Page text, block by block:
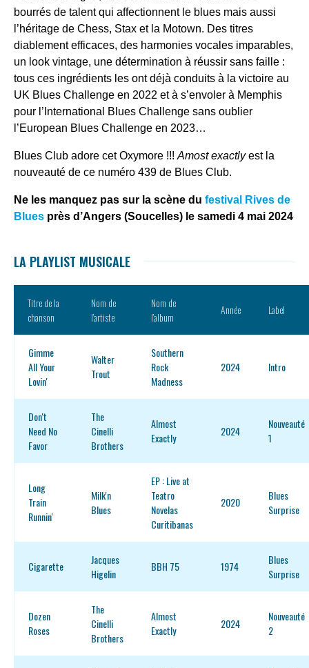
bourrés de talent qui affectionnent le blues mais aussi
l’héritage de Chess, Stax et la Motown. Des titres
diablement efficaces, des harmonies vocales imparables,
un look vintage, une détermination à réussir sans faille :
tous ces ingrédients les ont déjà conduits à la victoire au
UK Blues Challenge en 2022 et à s’envoler à Memphis
pour l’International Blues Challenge sans oublier
l’European Blues Challenge en 2023…
Blues Club adore cet Oxymore !!! Amost exactlyest la
nouveauté de ce numéro 439 de Blues Club.
Ne les manquez pas sur la scène du festival Rives de
Blues près d’Angers (Soucelles) le samedi 4 mai 2024
LA PLAYLIST MUSICALE
Titre de la
chanson
Nom de
l’artiste
Nom de
l’album
Année Label
Gimme
All Your
Lovin'
Walter
Trout
Southern
Rock
Madness
2024 Intro
Don't
Need No
Favor
The
Cinelli
Brothers
Almost
Exactly
2024
Nouveauté
1
Long
Train
Runnin'
Milk'n
Blues
EP : Live at
Teatro
Novelas
Curitibanas
2020
Blues
Surprise
Cigarette
Jacques
Higelin
BBH 75 1974
Blues
Surprise
Dozen
Roses
The
Cinelli
Brothers
Almost
Exactly
2024
Nouveauté
2